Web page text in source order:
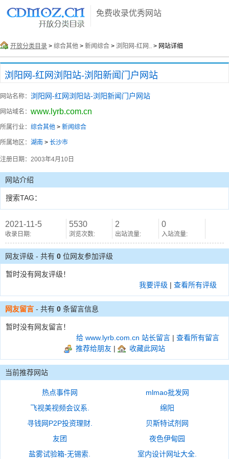
免费收录优秀网站
开放分类目录 > 综合其他 > 新闻综合 > 浏阳网-红网.. > 网站详细
浏阳网-红网浏阳站-浏阳新闻门户网站
网站名称： 浏阳网-红网浏阳站-浏阳新闻门户网站
网站域名： www.lyrb.com.cn
所属行业： 综合其他 > 新闻综合
所属地区： 湖南 > 长沙市
注册日期： 2003年4月10日
网站介绍
搜索TAG：
2021-11-5
收录日期:
5530
浏览次数:
2
出站流量:
0
入站流量:
网友评级 - 共有 0 位网友参加评级
暂时没有网友评级！
我要评级 | 查看所有评级
网友留言 - 共有 0 条留言信息
暂时没有网友留言！
给 www.lyrb.com.cn 站长留言 | 查看所有留言
推荐给朋友 | 收藏此网站
当前推荐网站
热点事件网
mlmao批发网
飞视美视频会议系.
绵阳
寻钱网P2P投资理财.
贝斯特试剂网
友团
夜色伊甸园
盐雾试验箱-无锡索.
室内设计网址大全.